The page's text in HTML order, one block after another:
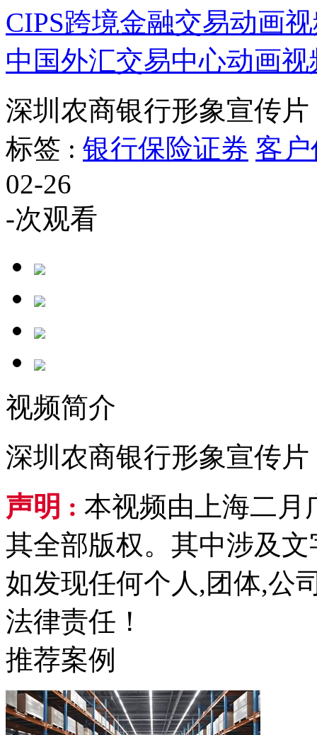
CIPS跨境金融交易动画
中国外汇交易中心动画视
深圳农商银行形象宣传片
标签 : 银行保险证券 客
02-26
-次观看
视频简介
深圳农商银行形象宣传片
声明 : 本视频由上海二月
其全部版权。其中涉及
如发现任何个人,团体,公
法律责任！
推荐案例